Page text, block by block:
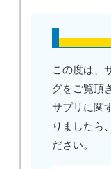
この度は、
グをご覧頂
サプリに関
りましたら
ださい。